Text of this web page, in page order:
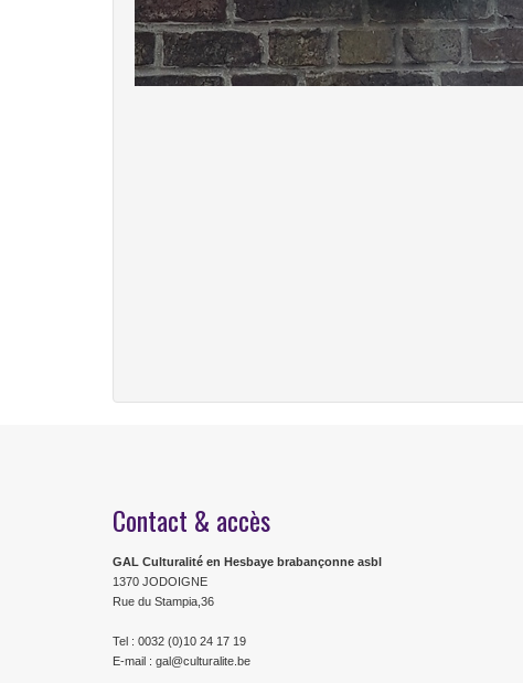
Contact & accès
GAL Culturalité en Hesbaye brabançonne asbl
1370 JODOIGNE
Rue du Stampia,36
Tel : 0032 (0)10 24 17 19
E-mail : gal@culturalite.be